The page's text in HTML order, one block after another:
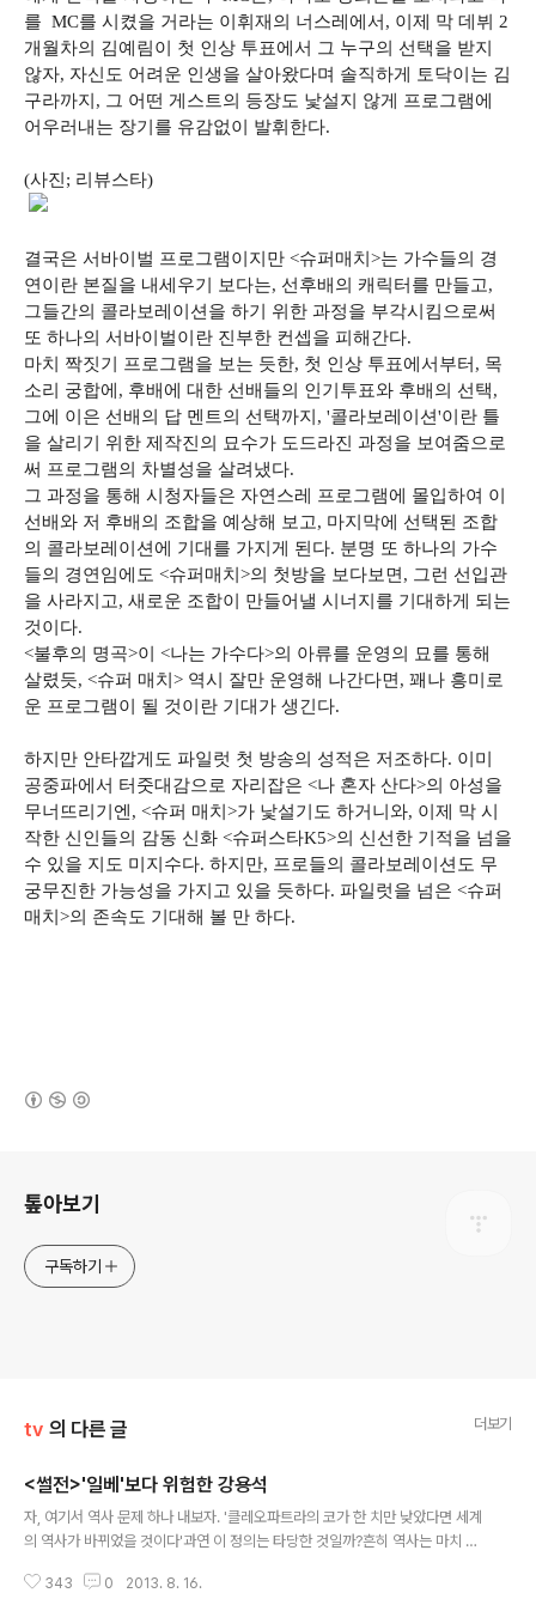
를 MC를 시켰을 거라는 이휘재의 너스레에서, 이제 막 데뷔 2
개월차의 김예림이 첫 인상 투표에서 그 누구의 선택을 받지
않자, 자신도 어려운 인생을 살아왔다며 솔직하게 토닥이는 김
구라까지, 그 어떤 게스트의 등장도 낯설지 않게 프로그램에
어우러내는 장기를 유감없이 발휘한다.
(사진; 리뷰스타)
결국은 서바이벌 프로그램이지만 <슈퍼매치>는 가수들의 경
연이란 본질을 내세우기 보다는, 선후배의 캐릭터를 만들고,
그들간의 콜라보레이션을 하기 위한 과정을 부각시킴으로써
또 하나의 서바이벌이란 진부한 컨셉을 피해간다.
마치 짝짓기 프로그램을 보는 듯한, 첫 인상 투표에서부터, 목
소리 궁합에, 후배에 대한 선배들의 인기투표와 후배의 선택,
그에 이은 선배의 답 멘트의 선택까지, '콜라보레이션'이란 틀
을 살리기 위한 제작진의 묘수가 도드라진 과정을 보여줌으로
써 프로그램의 차별성을 살려냈다.
그 과정을 통해 시청자들은 자연스레 프로그램에 몰입하여 이
선배와 저 후배의 조합을 예상해 보고, 마지막에 선택된 조합
의 콜라보레이션에 기대를 가지게 된다. 분명 또 하나의 가수
들의 경연임에도 <슈퍼매치>의 첫방을 보다보면, 그런 선입관
을 사라지고, 새로운 조합이 만들어낼 시너지를 기대하게 되는
것이다.
<불후의 명곡>이 <나는 가수다>의 아류를 운영의 묘를 통해
살렸듯, <슈퍼 매치> 역시 잘만 운영해 나간다면, 꽤나 흥미로
운 프로그램이 될 것이란 기대가 생긴다.
하지만 안타깝게도 파일럿 첫 방송의 성적은 저조하다. 이미
공중파에서 터줏대감으로 자리잡은 <나 혼자 산다>의 아성을
무너뜨리기엔, <슈퍼 매치>가 낯설기도 하거니와, 이제 막 시
작한 신인들의 감동 신화 <슈퍼스타K5>의 신선한 기적을 넘을
수 있을 지도 미지수다. 하지만, 프로들의 콜라보레이션도 무
궁무진한 가능성을 가지고 있을 듯하다. 파일럿을 넘은 <슈퍼
매치>의 존속도 기대해 볼 만 하다.
톺아보기
구독하기
tv 의 다른 글 더보기
<썰전>'일베'보다 위험한 강용석
자, 여기서 역사 문제 하나 내보자. '클레오파트라의 코가 한 치만 낮았다면 세계
의 역사가 바뀌었을 것이다'과연 이 정의는 타당한 것일까?흔히 역사는 마치 D
있다. 그렇다면, 클레파트라의 코는 그 중 우연에 속하는 것일까? 아니다. 그건
343 0 2013. 8. 16.